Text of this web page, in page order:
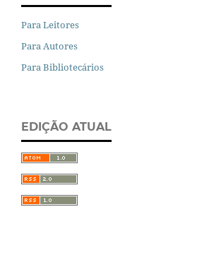
Para Leitores
Para Autores
Para Bibliotecários
EDIÇÃO ATUAL